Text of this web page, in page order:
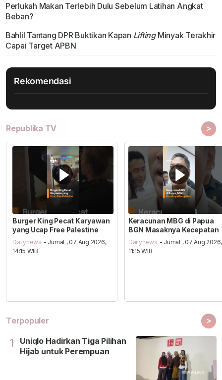
Perlukah Makan Terlebih Dulu Sebelum Latihan Angkat
Beban?
Bahlil Tantang DPR Buktikan Kapan LiftingMinyak Terakhir
Capai Target APBN
Rekomendasi
Republika TV >
Burger King Pecat Karyawan
yang Ucap Free Palestine
Dailynews - Jumat , 07 Aug 2026,
14:15 WIB
Keracunan MBG di Papua
BGN Masaknya Kecepatan
Dailynews - Jumat , 07 Aug 2026,
11:15 WIB
Terpopuler >
1
Uniqlo Hadirkan Tiga Pilihan
Hijab untuk Perempuan